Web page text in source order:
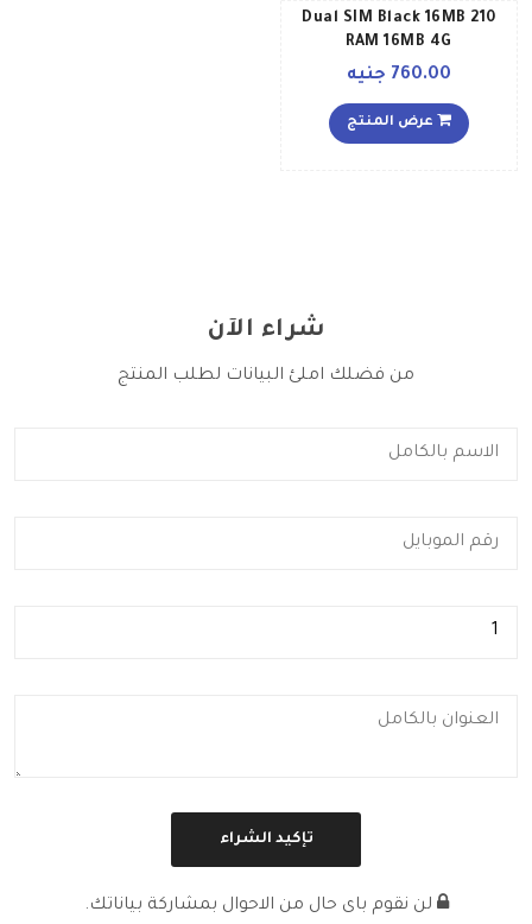
210 Dual SIM Black 16MB
RAM 16MB 4G
760.00 جنيه
عرض المنتج
شراء الآن
من فضلك املئ البيانات لطلب المنتج
لن نقوم باى حال من الاحوال بمشاركة بياناتك.